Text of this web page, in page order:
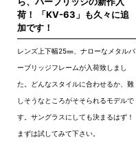
荷！ 「KV-63」も久々に追
加です！
レンズ上下幅25㎜、ナローなメタルバ
ーブリッジフレームが入荷致しまし
た。どんなスタイルに合わせるか、難
しそうなところがそそられるモデルで
す。サングラスにしても決まるはず！
まずは試してみて下さい。